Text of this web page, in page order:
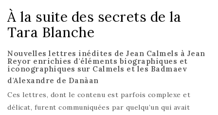
À la suite des secrets de la
Tara Blanche
Nouvelles lettres inédites de Jean Calmels à Jean
Reyor enrichies d'éléments biographiques et
iconographiques sur Calmels et les Badmaev
d'Alexandre de Danàan
Ces lettres, dont le contenu est parfois complexe et
délicat, furent communiquées par quelqu’un qui avait